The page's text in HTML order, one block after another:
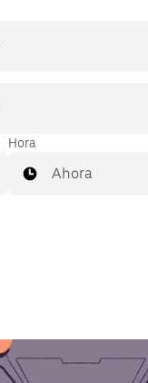
Hora
Ahora